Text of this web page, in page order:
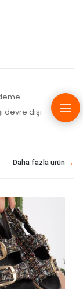
dışı
Daha fazla ürün